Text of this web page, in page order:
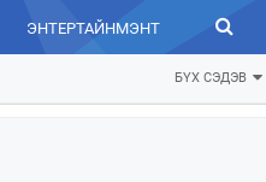
ЭНТЕРТАЙНМЭНТ ЗУРХАЙ
БҮХ СЭДЭВ